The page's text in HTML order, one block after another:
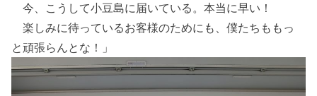
今、こうして小豆島に届いている。本当に早い！
楽しみに待っているお客様のためにも、僕たちももっ
と頑張らんとな！」